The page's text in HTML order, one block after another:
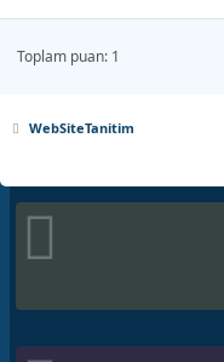
Toplam puan: 1
WebSiteTanitim